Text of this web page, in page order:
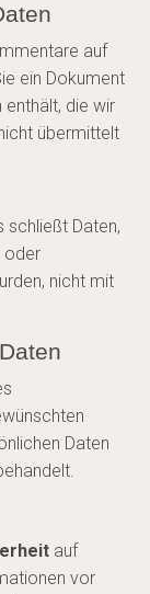
auf
ein Dokument
enthält, die wir
übermittelt
schließt Daten,
oder
nicht mit
Daten
auf
vor